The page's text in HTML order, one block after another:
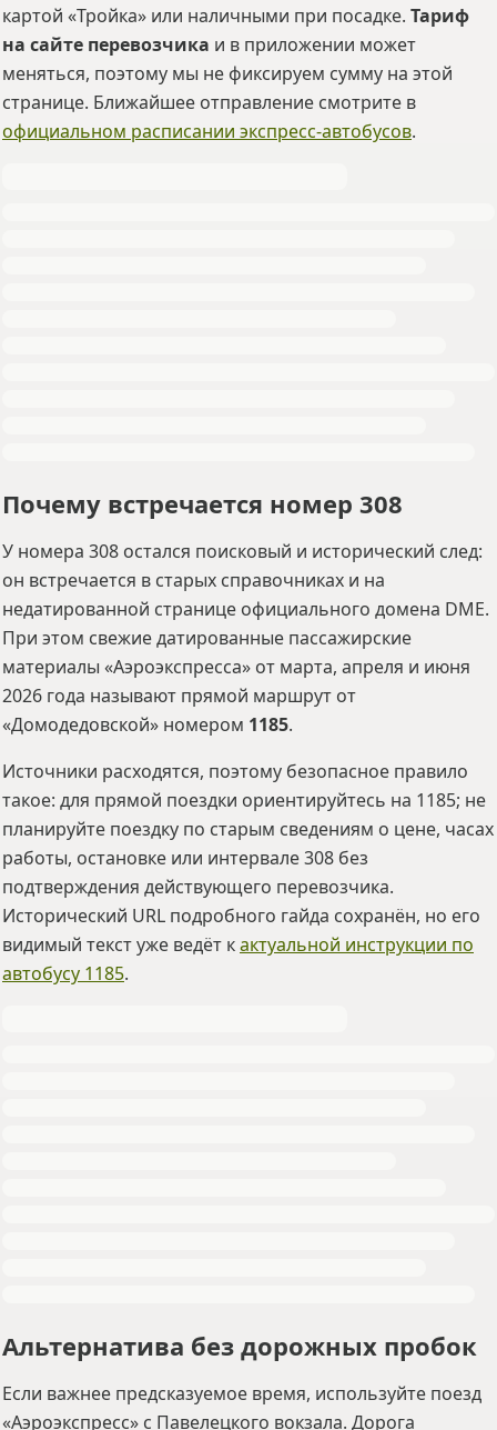
картой «Тройка» или наличными при посадке. Тариф
на сайте перевозчика и в приложении может
меняться, поэтому мы не фиксируем сумму на этой
странице. Ближайшее отправление смотрите в
официальном расписании экспресс-автобусов.
Почему встречается номер 308
У номера 308 остался поисковый и исторический след:
он встречается в старых справочниках и на
недатированной странице официального домена DME.
При этом свежие датированные пассажирские
материалы «Аэроэкспресса» от марта, апреля и июня
2026 года называют прямой маршрут от
«Домодедовской» номером 1185.
Источники расходятся, поэтому безопасное правило
такое: для прямой поездки ориентируйтесь на 1185; не
планируйте поездку по старым сведениям о цене, часах
работы, остановке или интервале 308 без
подтверждения действующего перевозчика.
Исторический URL подробного гайда сохранён, но его
видимый текст уже ведёт кактуальной инструкции по
автобусу 1185.
Альтернатива без дорожных пробок
Если важнее предсказуемое время, используйте поезд
«Аэроэкспресс» с Павелецкого вокзала. Дорога